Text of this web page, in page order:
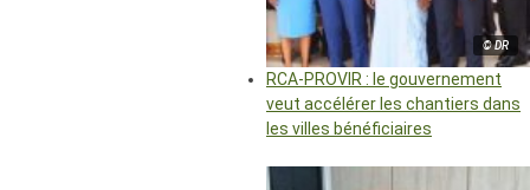
© DR
RCA-PROVIR : le gouvernement
veut accélérer les chantiers dans
les villes bénéficiaires